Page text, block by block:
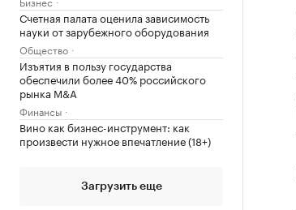
Счетная палата оценила зависимость
науки от зарубежного оборудования
Общество
Изъятия в пользу государства
обеспечили более 40% российского
рынка M&A
Финансы
Вино как бизнес-инструмент: как
произвести нужное впечатление (18+)
Загрузить еще